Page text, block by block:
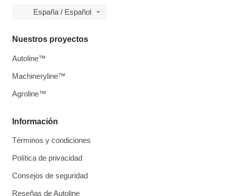
España / Español
Información
Términos y condiciones
Política de privacidad
Consejos de seguridad
Reseñas de Autoline
Nuestros proyectos
Autoline™
Machineryline™
Agroline™